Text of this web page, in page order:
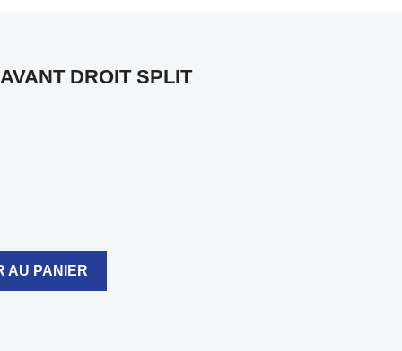
DROIT SPLIT
AU PANIER